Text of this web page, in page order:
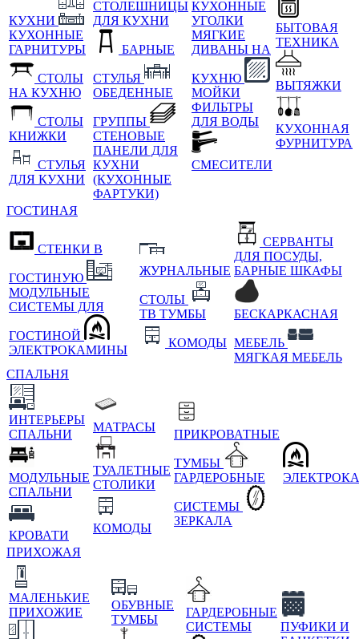
КУХНИ
КУХОННЫЕ
ГАРНИТУРЫ
СТОЛЫ
НА КУХНЮ
СТОЛЫ
КНИЖКИ
СТУЛЬЯ
ДЛЯ КУХНИ
СТОЛЕШНИЦЫ
ДЛЯ КУХНИ
БАРНЫЕ
СТУЛЬЯ
ОБЕДЕННЫЕ
ГРУППЫ
СТЕНОВЫЕ
ПАНЕЛИ ДЛЯ
КУХНИ
(КУХОННЫЕ
ФАРТУКИ)
КУХОННЫЕ
УГОЛКИ
МЯГКИЕ
ДИВАНЫ НА
КУХНЮ
МОЙКИ
ФИЛЬТРЫ
ДЛЯ ВОДЫ
СМЕСИТЕЛИ
БЫТОВАЯ
ТЕХНИКА
ВЫТЯЖКИ
КУХОННАЯ
ФУРНИТУРА
ГОСТИНАЯ
СТЕНКИ В
ГОСТИНУЮ
МОДУЛЬНЫЕ
СИСТЕМЫ ДЛЯ
ГОСТИНОЙ
ЭЛЕКТРОКАМИНЫ
ЖУРНАЛЬНЫЕ
СТОЛЫ
ТВ ТУМБЫ
КОМОДЫ
СЕРВАНТЫ
ДЛЯ ПОСУДЫ,
БАРНЫЕ ШКАФЫ
БЕСКАРКАСНАЯ
МЕБЕЛЬ
МЯГКАЯ МЕБЕЛЬ
СПАЛЬНЯ
ИНТЕРЬЕРЫ
СПАЛЬНИ
МОДУЛЬНЫЕ
СПАЛЬНИ
КРОВАТИ
МАТРАСЫ
ТУАЛЕТНЫЕ
СТОЛИКИ
КОМОДЫ
ПРИКРОВАТНЫЕ
ТУМБЫ
ГАРДЕРОБНЫЕ
СИСТЕМЫ
ЗЕРКАЛА
ПРИХОЖАЯ
МАЛЕНЬКИЕ
ПРИХОЖИЕ
ОБУВНЫЕ
ТУМБЫ
ГАРДЕРОБНЫЕ
СИСТЕМЫ
ПУФИКИ И